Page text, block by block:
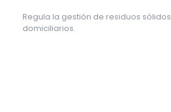
Regula la gestión de residuos sólidos
domiciliarios.